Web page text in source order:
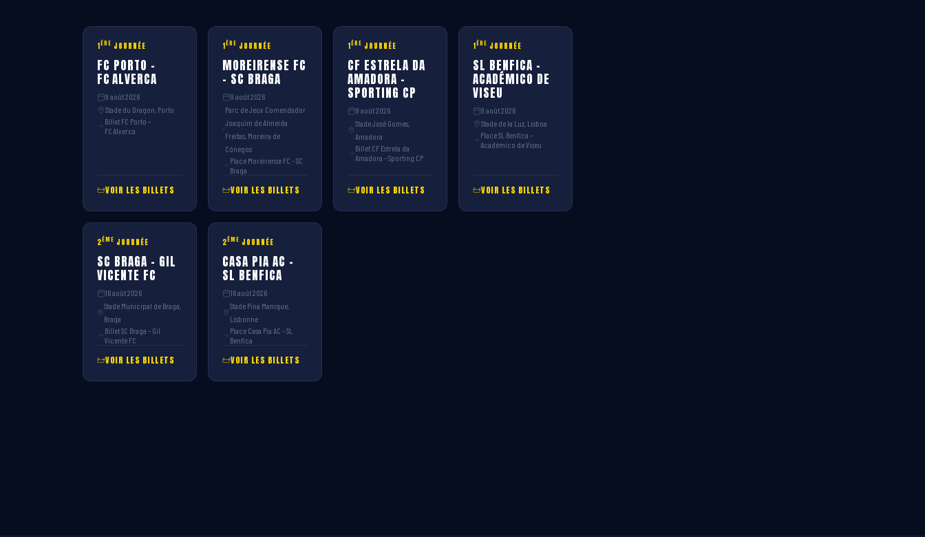
1ÈRE JOURNÉE
FC PORTO –
FC ALVERCA
9 août 2026
Stade du Dragon, Porto
Billet FC Porto –
FC Alverca
VOIR LES BILLETS
1ÈRE JOURNÉE
MOREIRENSE FC
– SC BRAGA
9 août 2026
Parc de Jeux Comendador
Joaquim de Almeida
Freitas, Moreira de
Cónegos
Place Moreirense FC – SC
Braga
VOIR LES BILLETS
1ÈRE JOURNÉE
CF ESTRELA DA
AMADORA –
SPORTING CP
9 août 2026
Stade José Gomes,
Amadora
Billet CF Estrela da
Amadora – Sporting CP
VOIR LES BILLETS
1ÈRE JOURNÉE
SL BENFICA –
ACADÉMICO DE
VISEU
9 août 2026
Stade de la Luz, Lisboa
Place SL Benfica –
Académico de Viseu
VOIR LES BILLETS
2ÈME JOURNÉE
SC BRAGA – GIL
VICENTE FC
16 août 2026
Stade Municipal de Braga,
Braga
Billet SC Braga – Gil
Vicente FC
VOIR LES BILLETS
2ÈME JOURNÉE
CASA PIA AC –
SL BENFICA
16 août 2026
Stade Pina Manique,
Lisbonne
Place Casa Pia AC – SL
Benfica
VOIR LES BILLETS